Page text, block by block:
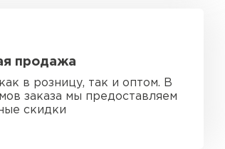
продажа
в розницу, так и оптом. В
заказа мы предоставляем
скидки